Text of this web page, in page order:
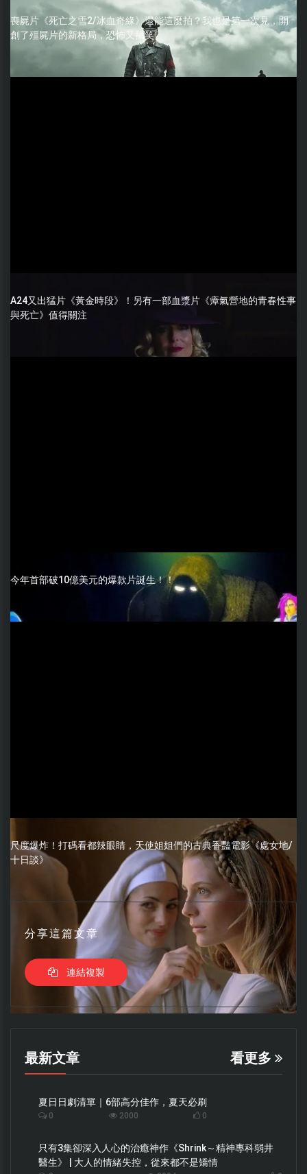
喪屍片《死亡之雪2/冰血奇緣》還能這麼拍？我也是第一次見，開
創了殭屍片的新格局，恐怖又搞笑
A24又出猛片《黃金時段》！另有一部血漿片《瘴氣營地的青春性事
與死亡》值得關注
今年首部破10億美元的爆款片誕生！！
尺度爆炸！打碼看都辣眼睛，天使姐姐們的古典香豔電影《處女地/
十日談》
分享這篇文章
連結複製
最新文章 看更多
夏日日劇清單｜6部高分佳作，夏天必刷
0 2000 0
只有3集卻深入人心的治癒神作《Shrink～精神專科弱井
醫生》 | 大人的情緒失控，從來都不是矯情